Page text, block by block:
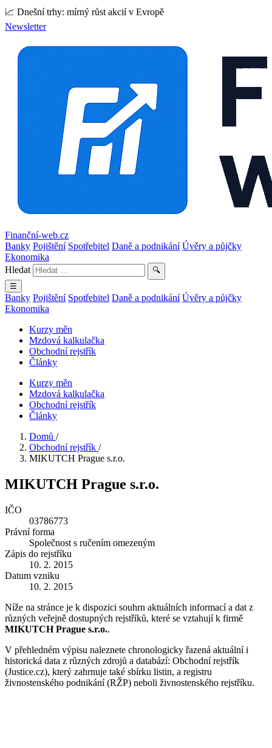
📈 Dnešní trhy: mírný růst akcií v Evropě
Newsletter
Finanční-web.cz
Banky Pojištění Spotřebitel Daně a podnikání Úvěry a půjčky
Ekonomika
Hledat
🔍
☰
Banky Pojištění Spotřebitel Daně a podnikání Úvěry a půjčky
Ekonomika
Kurzy měn
Mzdová kalkulačka
Obchodní rejstřík
Články
Kurzy měn
Mzdová kalkulačka
Obchodní rejstřík
Články
Domů /
Obchodní rejstřík /
MIKUTCH Prague s.r.o.
MIKUTCH Prague s.r.o.
IČO
03786773
Právní forma
Společnost s ručením omezeným
Zápis do rejstříku
10. 2. 2015
Datum vzniku
10. 2. 2015
Níže na stránce je k dispozici souhrn aktuálních informací a dat z
různých veřejně dostupných rejstříků, které se vztahují k firmě
MIKUTCH Prague s.r.o..
V přehledném výpisu naleznete chronologicky řazená aktuální i
historická data z různých zdrojů a databází: Obchodní rejstřík
(Justice.cz), který zahrnuje také sbírku listin, a registru
živnostenského podnikání (RŽP) neboli živnostenského rejstříku.